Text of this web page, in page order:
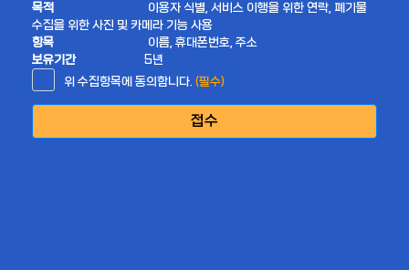
목적
이용자 식별, 서비스 이행을 위한 연락, 폐기물
수집을 위한 사진 및 카메라 기능 사용
항목
이름, 휴대폰번호, 주소
보유기간
5년
위 수집항목에 동의합니다. (필수)
접수